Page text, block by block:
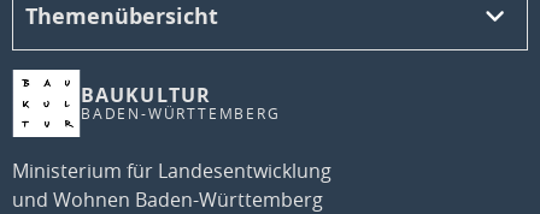
BAUKULTUR
BADEN-WÜRTTEMBERG
Ministerium für Landesentwicklung
und Wohnen Baden-Württemberg
Themenübersicht